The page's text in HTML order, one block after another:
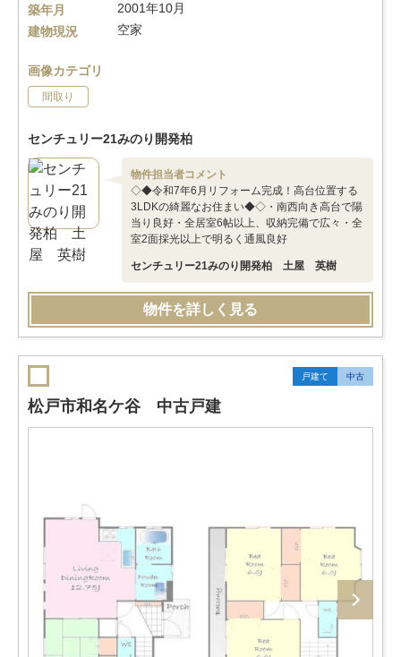
築年月
2001年10月
建物現況
空家
画像カテゴリ
間取り
センチュリー21みのり開発柏
物件担当者コメント
◇◆令和7年6月リフォーム完成！高台位置する
3LDKの綺麗なお住まい◆◇・南西向き高台で陽
当り良好・全居室6帖以上、収納完備で広々・全
室2面採光以上で明るく通風良好
センチュリー21みのり開発柏 土屋 英樹
物件を詳しく見る
戸建て 中古
松戸市和名ケ谷 中古戸建